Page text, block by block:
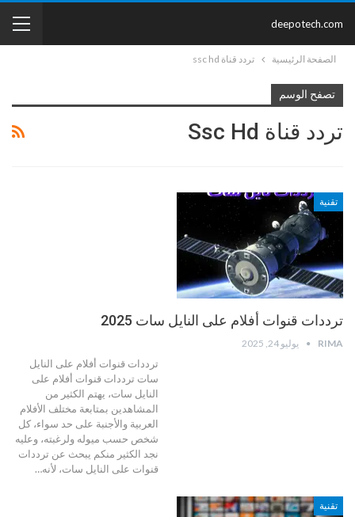
deepotech.com
الصفحة الرئيسية تردد قناة ssc hd
تصفح الوسم
تردد قناة Ssc Hd
تقنية
ترددات قنوات أفلام على النايل سات 2025
RIMA يوليو 24, 2025
ترددات قنوات أفلام على النايل
سات ترددات قنوات أفلام على
النايل سات، يهتم الكثير من
المشاهدين بمتابعة مختلف الأفلام
العربية والأجنبة على حد سواء، كل
شخص حسب ميوله ولرغبته، وعليه
نجد الكثير منكم يبحث عن ترددات
قنوات على النايل سات، لأنه…
تقنية